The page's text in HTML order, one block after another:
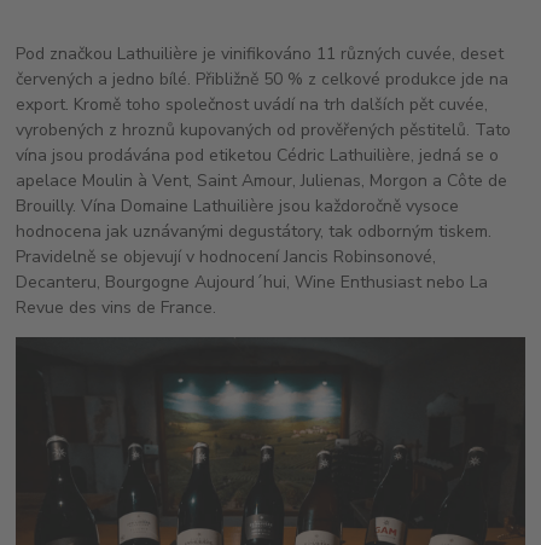
Pod značkou Lathuilière je vinifikováno 11 různých cuvée, deset
červených a jedno bílé. Přibližně 50 % z celkové produkce jde na
export. Kromě toho společnost uvádí na trh dalších pět cuvée,
vyrobených z hroznů kupovaných od prověřených pěstitelů. Tato
vína jsou prodávána pod etiketou Cédric Lathuilière, jedná se o
apelace Moulin à Vent, Saint Amour, Julienas, Morgon a Côte de
Brouilly. Vína Domaine Lathuilière jsou každoročně vysoce
hodnocena jak uznávanými degustátory, tak odborným tiskem.
Pravidelně se objevují v hodnocení Jancis Robinsonové,
Decanteru, Bourgogne Aujourd´hui, Wine Enthusiast nebo La
Revue des vins de France.